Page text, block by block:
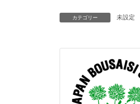
カテゴリー 未設定